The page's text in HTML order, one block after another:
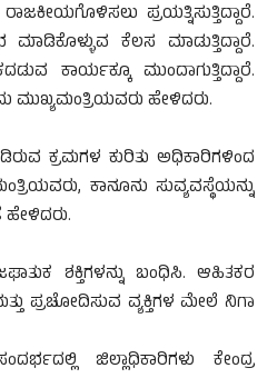
ಪ್ರಯತ್ನಿಸುತ್ತಿದ್ದಾರೆ.
ಕೆಲಸ ಮಾಡುತ್ತಿದ್ದಾರೆ.
ಕಾರ್ಯಕ್ಕೂ ಮುಂದಾಗುತ್ತಿದ್ದಾರೆ.
ಮುಖ್ಯಮಂತ್ರಿಯವರು ಹೇಳಿದರು.
ಕ್ರಮಗಳ ಕುರಿತು ಅಧಿಕಾರಿಗಳಿಂದ
ಕಾನೂನು ಸುವ್ಯವಸ್ಥೆಯನ್ನು
ಶಕ್ತಿಗಳನ್ನು ಬಂಧಿಸಿ. ಆಹಿತಕರ
ಪ್ರಚೋದಿಸುವ ವ್ಯಕ್ತಿಗಳ ಮೇಲೆ ನಿಗಾ
ಜಿಲ್ಲಾಧಿಕಾರಿಗಳು ಕೇಂದ್ರ